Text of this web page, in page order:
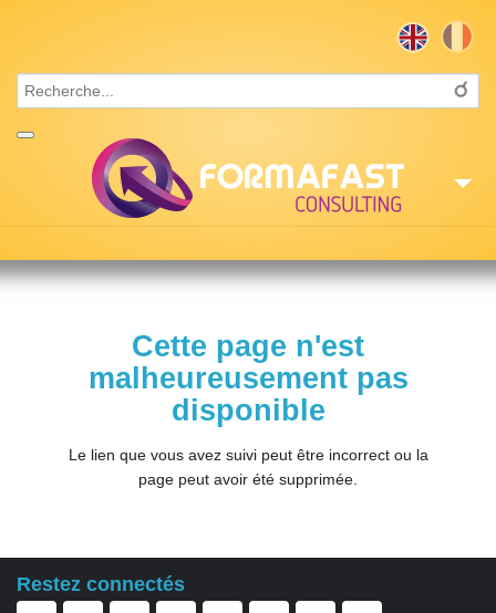
Recrutement
Cette page n'est
malheureusement pas
disponible
Le lien que vous avez suivi peut être incorrect ou la
page peut avoir été supprimée.
Restez connectés